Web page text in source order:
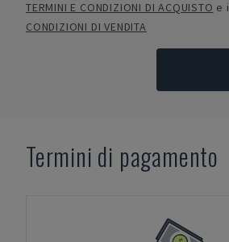
TERMINI E CONDIZIONI DI ACQUISTO e i
CONDIZIONI DI VENDITA
Termini di pagamento